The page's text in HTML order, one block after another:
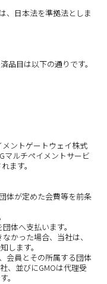
、日本法を準拠法としま
品目は以下の通りです。
ントゲートウェイ株式
マルチペイメントサービ
ます。
体が定めた会費等を前条
体へ支払います。
かった場合、当社は、
します。
会員とその所属する団体
、並びにGMOは代理受
。